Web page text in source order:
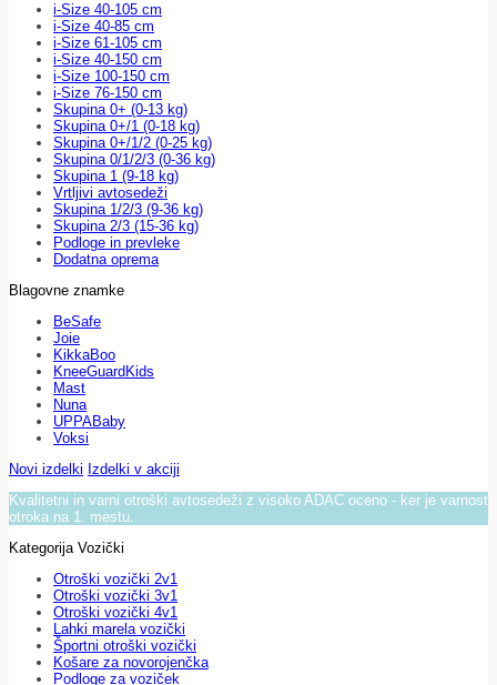
i-Size 40-105 cm
i-Size 40-85 cm
i-Size 61-105 cm
i-Size 40-150 cm
i-Size 100-150 cm
i-Size 76-150 cm
Skupina 0+ (0-13 kg)
Skupina 0+/1 (0-18 kg)
Skupina 0+/1/2 (0-25 kg)
Skupina 0/1/2/3 (0-36 kg)
Skupina 1 (9-18 kg)
Vrtljivi avtosedeži
Skupina 1/2/3 (9-36 kg)
Skupina 2/3 (15-36 kg)
Podloge in prevleke
Dodatna oprema
Blagovne znamke
BeSafe
Joie
KikkaBoo
KneeGuardKids
Mast
Nuna
UPPABaby
Voksi
Novi izdelki Izdelki v akciji
Kvalitetni in varni otroški avtosedeži z visoko ADAC oceno - ker je varnost
otroka na 1. mestu.
Kategorija Vozički
Otroški vozički 2v1
Otroški vozički 3v1
Otroški vozički 4v1
Lahki marela vozički
Športni otroški vozički
Košare za novorojenčka
Podloge za voziček